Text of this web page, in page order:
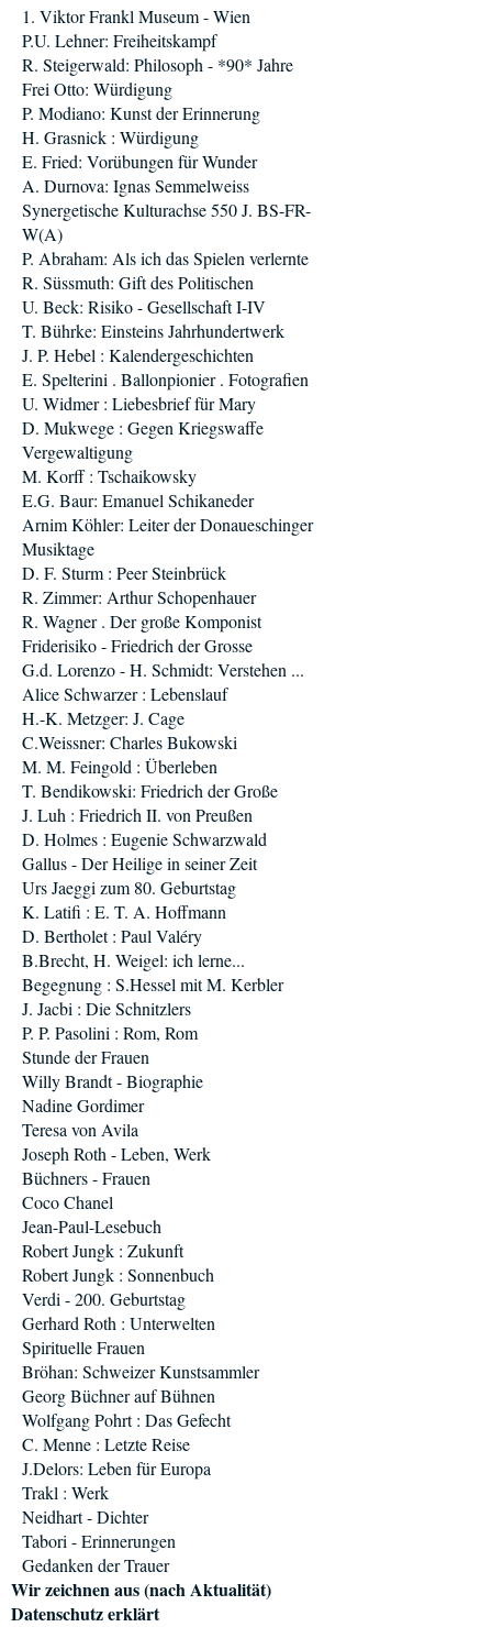
1. Viktor Frankl Museum - Wien
P.U. Lehner: Freiheitskampf
R. Steigerwald: Philosoph - *90* Jahre
Frei Otto: Würdigung
P. Modiano: Kunst der Erinnerung
H. Grasnick : Würdigung
E. Fried: Vorübungen für Wunder
A. Durnova: Ignas Semmelweiss
Synergetische Kulturachse 550 J. BS-FR-
W(A)
P. Abraham: Als ich das Spielen verlernte
R. Süssmuth: Gift des Politischen
U. Beck: Risiko - Gesellschaft I-IV
T. Bührke: Einsteins Jahrhundertwerk
J. P. Hebel : Kalendergeschichten
E. Spelterini . Ballonpionier . Fotografien
U. Widmer : Liebesbrief für Mary
D. Mukwege : Gegen Kriegswaffe
Vergewaltigung
M. Korff : Tschaikowsky
E.G. Baur: Emanuel Schikaneder
Arnim Köhler: Leiter der Donaueschinger
Musiktage
D. F. Sturm : Peer Steinbrück
R. Zimmer: Arthur Schopenhauer
R. Wagner . Der große Komponist
Friderisiko - Friedrich der Grosse
G.d. Lorenzo - H. Schmidt: Verstehen ...
Alice Schwarzer : Lebenslauf
H.-K. Metzger: J. Cage
C.Weissner: Charles Bukowski
M. M. Feingold : Überleben
T. Bendikowski: Friedrich der Große
J. Luh : Friedrich II. von Preußen
D. Holmes : Eugenie Schwarzwald
Gallus - Der Heilige in seiner Zeit
Urs Jaeggi zum 80. Geburtstag
K. Latifi : E. T. A. Hoffmann
D. Bertholet : Paul Valéry
B.Brecht, H. Weigel: ich lerne...
Begegnung : S.Hessel mit M. Kerbler
J. Jacbi : Die Schnitzlers
P. P. Pasolini : Rom, Rom
Stunde der Frauen
Willy Brandt - Biographie
Nadine Gordimer
Teresa von Avila
Joseph Roth - Leben, Werk
Büchners - Frauen
Coco Chanel
Jean-Paul-Lesebuch
Robert Jungk : Zukunft
Robert Jungk : Sonnenbuch
Verdi - 200. Geburtstag
Gerhard Roth : Unterwelten
Spirituelle Frauen
Bröhan: Schweizer Kunstsammler
Georg Büchner auf Bühnen
Wolfgang Pohrt : Das Gefecht
C. Menne : Letzte Reise
J.Delors: Leben für Europa
Trakl : Werk
Neidhart - Dichter
Tabori - Erinnerungen
Gedanken der Trauer
Wir zeichnen aus (nach Aktualität)
Datenschutz erklärt